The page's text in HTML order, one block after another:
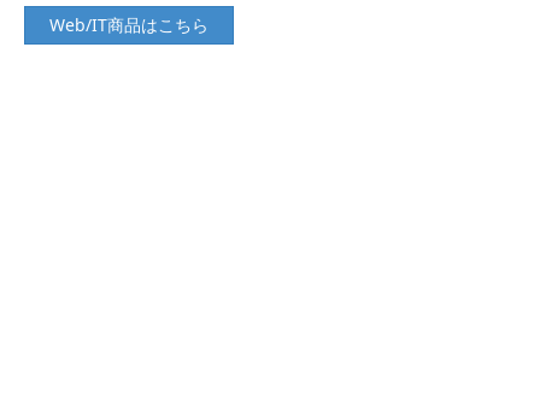
Web/IT商品はこちら